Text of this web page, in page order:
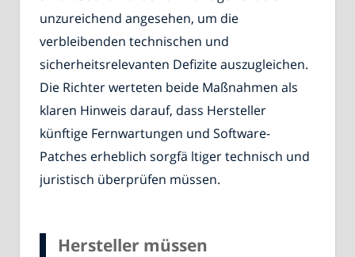
unzureichend angesehen, um die
verbleibenden technischen und
sicherheitsrelevanten Defizite auszugleichen.
Die Richter werteten beide Maßnahmen als
klaren Hinweis darauf, dass Hersteller
künftige Fernwartungen und Software-
Patches erheblich sorgfä ltiger technisch und
juristisch überprüfen müssen.
Hersteller müssen